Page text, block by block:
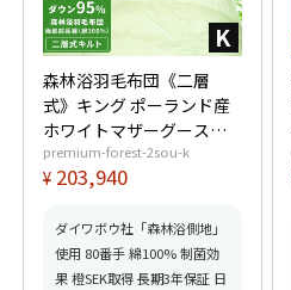
森林浴羽毛布団《二層
式》キング ポーランド産
ホワイトマザーグースダ
ウン95% (440dp以上) 羽
毛量2.2kg 【6つ星プレミ
ッドふとんマーク取得】
premium-forest-2sou-k
¥ 203,940
ダイワボウ社「森林浴側地」
使用 80番手 綿100% 制菌効
果 橙SEK取得 長期3年保証 日